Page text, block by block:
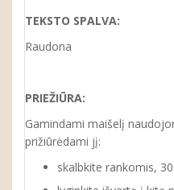
TEKSTO SPALVA:
Raudona
PRIEŽIŪRA:
Gamindami maišelį
prižiūrėdami jį:
skalbkite rankomis,